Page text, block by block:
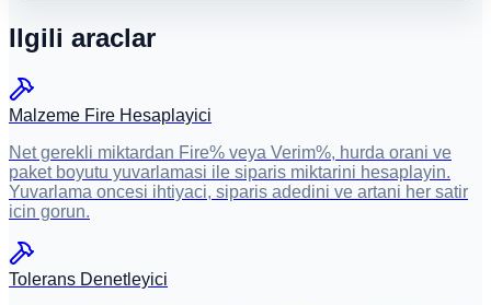
Ilgili araclar
Malzeme Fire Hesaplayici
Net gerekli miktardan Fire% veya Verim%, hurda orani ve
paket boyutu yuvarlamasi ile siparis miktarini hesaplayin.
Yuvarlama oncesi ihtiyaci, siparis adedini ve artani her satir
icin gorun.
Tolerans Denetleyici